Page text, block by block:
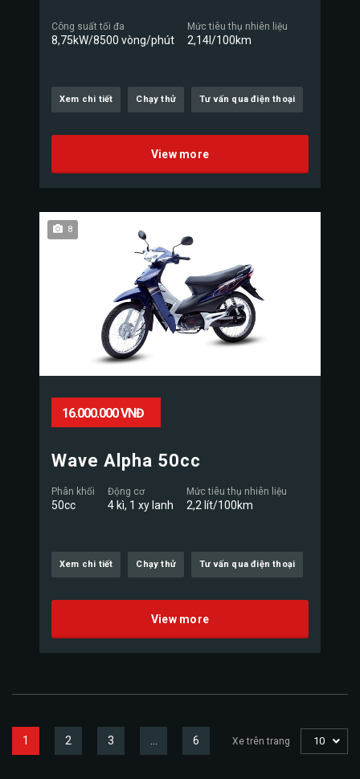
Công suất tối đa
8,75kW/8500 vòng/phút
Mức tiêu thụ nhiên liệu
2,14l/100km
Xem chi tiết Chạy thử Tư vấn qua điện thoại
View more
8
16.000.000 VNĐ
Wave Alpha 50cc
Phân khối
50cc
Động cơ
4 kì, 1 xy lanh
Mức tiêu thụ nhiên liệu
2,2 lít/100km
Xem chi tiết Chạy thử Tư vấn qua điện thoại
View more
1 2 3 … 6 Xe trên trang 10